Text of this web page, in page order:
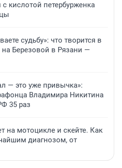
кислотой петербурженка
судьбу»: что творится в
Березовой в Рязани —
— это уже привычка»:
Владимира Никитина
35 раз
на мотоцикле и скейте. Как
диагнозом, от